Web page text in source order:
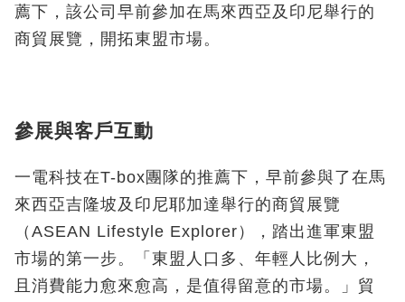
薦下，該公司早前參加在馬來西亞及印尼舉行的
商貿展覽，開拓東盟市場。
參展與客戶互動
一電科技在T-box團隊的推薦下，早前參與了在馬
來西亞吉隆坡及印尼耶加達舉行的商貿展覽
（ASEAN Lifestyle Explorer），踏出進軍東盟
市場的第一步。「東盟人口多、年輕人比例大，
且消費能力愈來愈高，是值得留意的市場。」貿